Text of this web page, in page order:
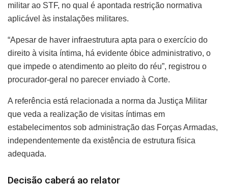
militar ao STF, no qual é apontada restrição normativa
aplicável às instalações militares.
“Apesar de haver infraestrutura apta para o exercício do
direito à visita íntima, há evidente óbice administrativo, o
que impede o atendimento ao pleito do réu”, registrou o
procurador-geral no parecer enviado à Corte.
A referência está relacionada a norma da Justiça Militar
que veda a realização de visitas íntimas em
estabelecimentos sob administração das Forças Armadas,
independentemente da existência de estrutura física
adequada.
Decisão caberá ao relator